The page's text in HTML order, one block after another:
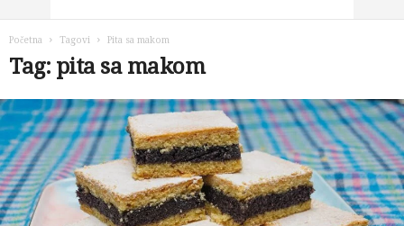
Početna Tagovi Pita sa makom
Tag: pita sa makom